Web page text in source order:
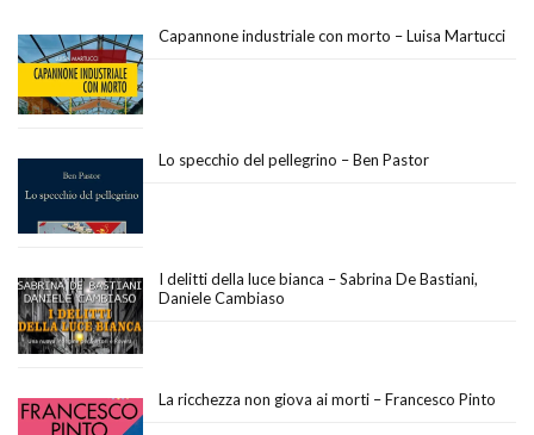
Capannone industriale con morto – Luisa Martucci
Lo specchio del pellegrino – Ben Pastor
I delitti della luce bianca – Sabrina De Bastiani,
Daniele Cambiaso
La ricchezza non giova ai morti – Francesco Pinto